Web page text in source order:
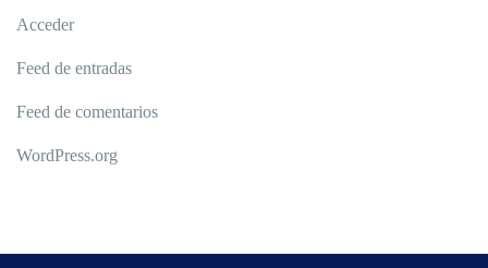
Acceder
Feed de entradas
Feed de comentarios
WordPress.org